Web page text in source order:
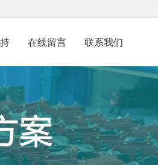
在线留言 联系我们